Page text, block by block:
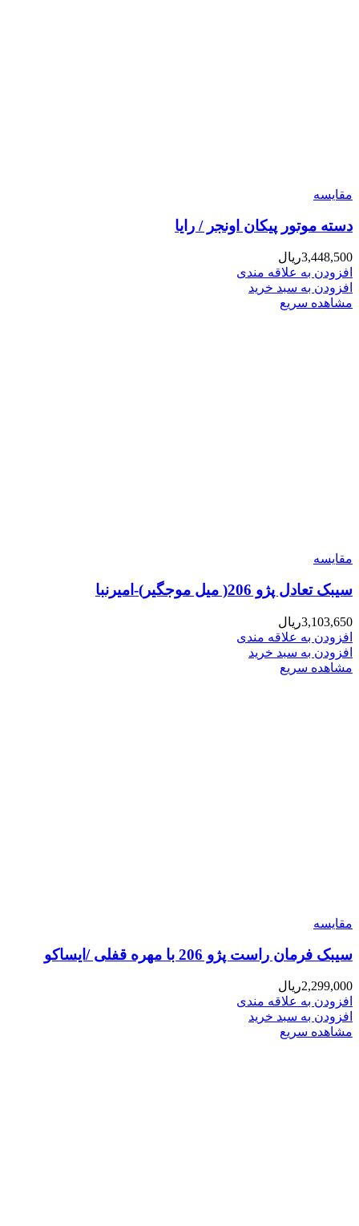
مقایسه
دسته موتور پیکان اونجر / رایا
3,448,500ریال
افزودن به علاقه مندی
افزودن به سبد خرید
مشاهده سریع
مقایسه
سیبک تعادل پژو 206( میل موجگیر)-امیرنبا
3,103,650ریال
افزودن به علاقه مندی
افزودن به سبد خرید
مشاهده سریع
مقایسه
سیبک فرمان راست پژو 206 با مهره قفلی /ایساکو
2,299,000ریال
افزودن به علاقه مندی
افزودن به سبد خرید
مشاهده سریع